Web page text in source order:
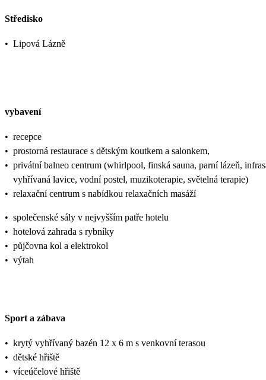
Středisko
• Lipová Lázně
vybavení
• recepce
• prostorná restaurace s dětským koutkem a salonkem,
• privátní balneo centrum (whirlpool, finská sauna, parní lázeň,
vyhřívaná lavice, vodní postel, muzikoterapie, světelná terapie)
• relaxační centrum s nabídkou relaxačních masáží
• společenské sály v nejvyšším patře hotelu
• hotelová zahrada s rybníky
• půjčovna kol a elektrokol
• výtah
Sport a zábava
• krytý vyhřívaný bazén 12 x 6 m s venkovní terasou
• dětské hřiště
• víceúčelové hřiště